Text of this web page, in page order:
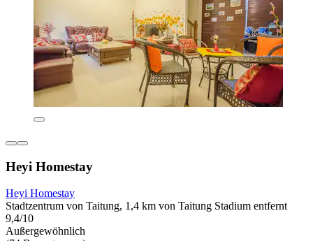
Heyi Homestay
Heyi Homestay
Stadtzentrum von Taitung, 1,4 km von Taitung Stadium entfernt
9,4/10
Außergewöhnlich